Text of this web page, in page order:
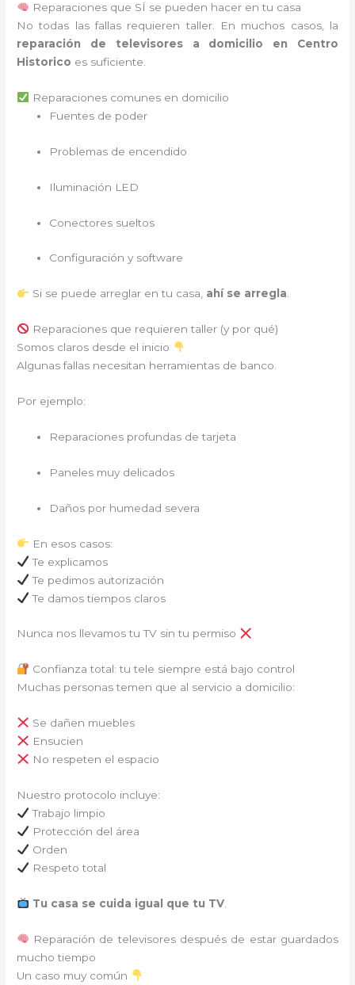
Reparaciones que SÍ se pueden hacer en tu casa
No todas las fallas requieren taller. En muchos casos, la
reparación de televisores a domicilio en Centro
Historico es suficiente.
Reparaciones comunes en domicilio
Fuentes de poder
Problemas de encendido
Iluminación LED
Conectores sueltos
Configuración y software
Si se puede arreglar en tu casa, ahí se arregla.
Reparaciones que requieren taller (y por qué)
Somos claros desde el inicio
Algunas fallas necesitan herramientas de banco.
Por ejemplo:
Reparaciones profundas de tarjeta
Paneles muy delicados
Daños por humedad severa
En esos casos:
Te explicamos
Te pedimos autorización
Te damos tiempos claros
Nunca nos llevamos tu TV sin tu permiso
Confianza total: tu tele siempre está bajo control
Muchas personas temen que al servicio a domicilio:
Se dañen muebles
Ensucien
No respeten el espacio
Nuestro protocolo incluye:
Trabajo limpio
Protección del área
Orden
Respeto total
Tu casa se cuida igual que tu TV.
Reparación de televisores después de estar guardados
mucho tiempo
Un caso muy común